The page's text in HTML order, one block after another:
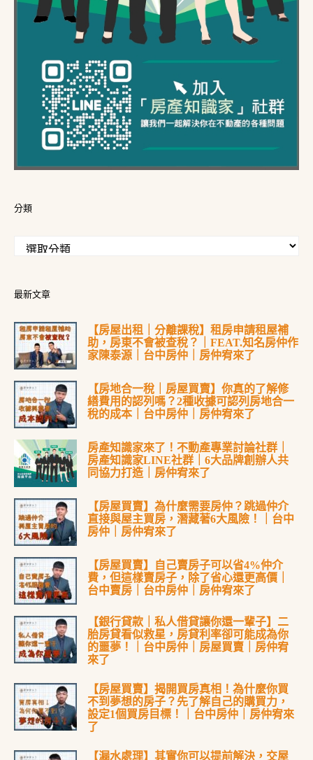
分類
最新文章
【房屋出租｜分離課稅】租房申請租屋補
助，房東不會被查稅？｜FEAT.知名房仲作
家陳泰源｜台中房仲｜房仲宥來了
【房地合一稅｜房屋買賣】你真的了解修
繕費用的認列嗎？2種收據可認列房地合一
稅的成本｜台中房仲｜房仲宥來了
房產知識家來了！不動產專業討論社群｜
房產知識家LINE社群｜6大品牌創辦人共
同協力打造｜房仲宥來了
【房屋買賣】為什麼需要房仲？跳過仲介
直接與屋主買房，潛藏著6大風險！｜台中
房仲｜房仲宥來了
【房屋買賣】自己賣房子可以省4%仲介
費，但這樣賣房子，除了省心還更高價｜
台中賣房｜台中房仲｜房仲宥來了
【銀行貸款｜私人借貸讓你還一輩子】二
胎房貸看似救星，房貸利率卻可能成為你
的噩夢！｜台中房仲｜房屋買賣｜房仲宥
來了
【房屋買賣】揭開買房真相！為什麼你買
不到夢想的房子？先了解自己的購買力，
設定1個買房目標！｜台中房仲｜房仲宥來
了
【漏水處理】其實你可以提前解決，交屋